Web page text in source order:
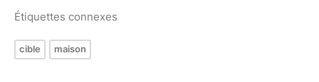
Étiquettes connexes
cible maison